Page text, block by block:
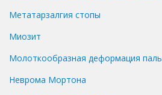
Метатарзалгия стопы
Миозит
Молоткообразная деформация
Неврома Мортона